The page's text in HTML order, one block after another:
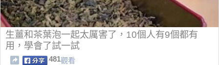
生薑和茶葉泡一起太厲害了，10個人有9個都有
用，學會了試一試
481觀看